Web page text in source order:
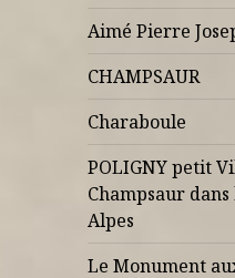
Aimé Pierre
CHAMPSAUR
Charaboule
POLIGNY petit
Champsaur dans
Alpes
Le Monument